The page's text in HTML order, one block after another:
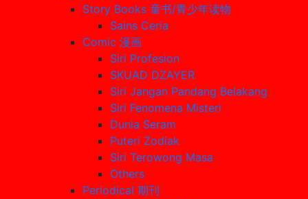
Story Books 童书/青少年读物
Sains Ceria
Comic 漫画
Siri Profesion
SKUAD DZAYER
Siri Jangan Pandang Belakang
Siri Fenomena Misteri
Dunia Seram
Puteri Zodiak
Siri Terowong Masa
Others
Periodical 期刊